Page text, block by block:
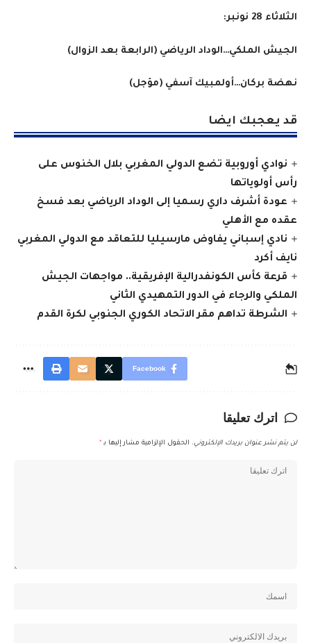
الثلاثاء 28 نونبر :
الجيش الملكي…الوداد الرياضي (الرابعة بعد الزوال)
نهضة بركان…أولمبيك آسفي (مؤجل)
قد يعجبك ايضا
نوادي أوروبية تضع الدولي المغربي بلال الخنوس على
رأس أولوياتها
عودة أشرف داري رسميا إلى الوداد الرياضي بعد فسخ
عقده مع الأهلي
نادي إسباني يفاوض مارسيليا للتعاقد مع الدولي المغربي
نايف أكرد
قرعة كأس الكونفدرالية الإفريقية.. مواجهات الجيش
الملكي والرجاء في الدور التمهيدي الثاني
الشرطة تداهم مقر الاتحاد الكوري الجنوبي لكرة القدم
Facebook
اترك تعليقا
لن يتم نشر عنوان بريدك الإلكتروني. الحقول الإلزامية مشار إليها بـ *